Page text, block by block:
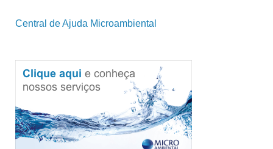
Central de Ajuda Microambiental